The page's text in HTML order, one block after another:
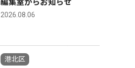
編集室からお知らせ
2026.08.06
港北区